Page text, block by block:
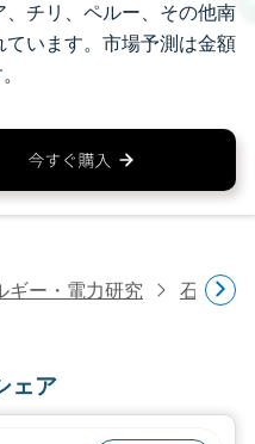
チリ、ペルー、その他南
います。市場予測は金額
ギー・電力研究 石油・
ェア